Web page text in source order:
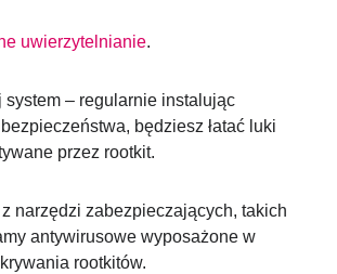
uwierzytelnianie.
system – regularnie instalując
będziesz łatać luki
przez rootkit.
narzędzi zabezpieczających, takich
antywirusowe wyposażone w
rootkitów.